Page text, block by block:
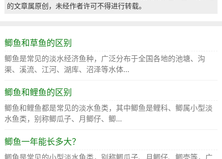
的文章属原创，未经作者许可不得进行转载。
鲫鱼和草鱼的区别
鲫鱼是常见的淡水经济鱼种，广泛分布于全国各地的池塘、沟
渠、溪流、江河、湖库、沼泽等水体...
鲫鱼和鲤鱼的区别
鲫鱼和鲤鱼都是常见的淡水鱼类，其中鲫鱼是鲤科、鲫属小型淡
水鱼类，别称鲫瓜子、月鲫仔、鲫...
鲫鱼一年能长多大？
鲫鱼是常见的小型淡水鱼类，别称鲫瓜子、月鲫仔、鲫壳等，广